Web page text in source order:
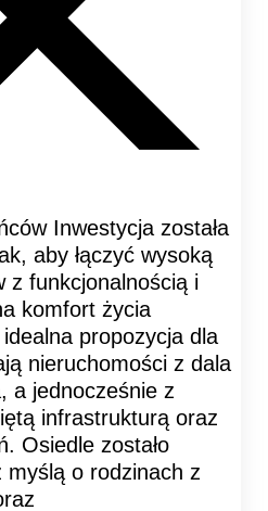
Inwestycja została
aby łączyć wysoką
z funkcjonalnością i
komfort życia
propozycja dla
nieruchomości z dala
a jednocześnie z
infrastrukturą oraz
Osiedle zostało
myślą o rodzinach z